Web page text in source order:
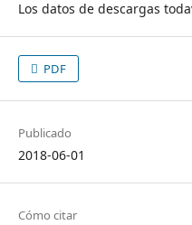
Los datos de descargas
PDF
Publicado
2018-06-01
Cómo citar